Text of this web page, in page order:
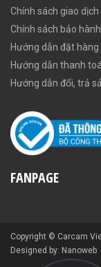
Chính sách giao dịch
Chính sách bảo hành
Hướng dẫn đặt hàng
Hướng dẫn thanh
Hướng dẫn đổi, trả
FANPAGE
Copyright © Carcam
Designed by: Nanoweb